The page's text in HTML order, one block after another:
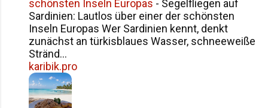
schönsten Inseln Europas - Segelfliegen auf
Sardinien: Lautlos über einer der schönsten
Inseln Europas Wer Sardinien kennt, denkt
zunächst an türkisblaues Wasser, schneeweiße
Stränd...
karibik.pro